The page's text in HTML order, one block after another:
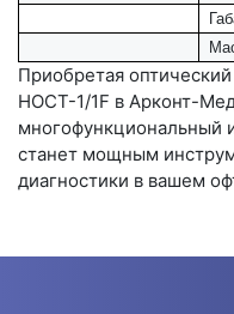
Приобретая
HOCT-1/1F в Арконт-
многофункциональный
станет мощным
диагностики в вашем